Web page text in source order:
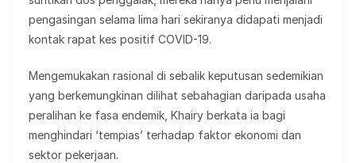
pengasingan selama lima hari sekiranya didapati menjadi
kontak rapat kes positif COVID-19.
Mengemukakan rasional di sebalik keputusan sedemikian
yang berkemungkinan dilihat sebahagian daripada usaha
peralihan ke fasa endemik, Khairy berkata ia bagi
menghindari ‘tempias’ terhadap faktor ekonomi dan
sektor pekerjaan.